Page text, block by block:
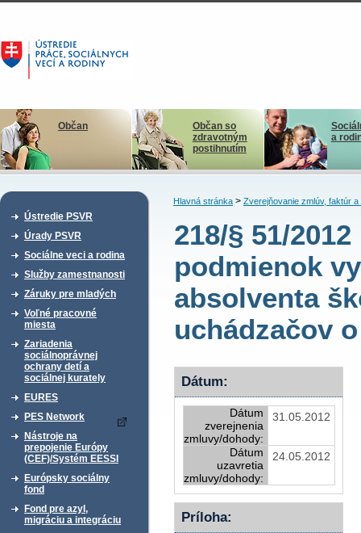
Občan
Občan so
zdravotným
postihnutím
a
Ústredie PSVR
Úrady PSVR
Sociálne veci a rodina
Služby zamestnanosti
Záruky pre mladých
Voľné pracovné
miesta
Zariadenia
sociálnoprávnej
ochrany detí a
sociálnej kurately
EURES
PES Network
Nástroje na
prepojenie Európy
(CEF)/Systém EESSI
Európsky sociálny
fond
Fond pre azyl,
migráciu a integráciu
Hlavná stránka> Zverejňovanie zmlúv, faktúr a
218/§ 51/
podmienok
absolventa
uchádzačov
Dátum:
Dátum
zverejnenia
zmluvy/dohody:
31.05.2012
Dátum
uzavretia
zmluvy/dohody:
24.05.2012
Príloha: